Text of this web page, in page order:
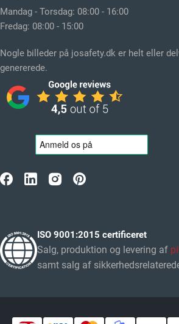
Mandag - Torsdag: 08:00 - 16:00
Fredag: 08:00 - 15:00
Nogle billeder på josafety.dk er helt eller
genererede.
ISO 9001:2015 certificeret
Salg, produktion og levering af
samt salg af